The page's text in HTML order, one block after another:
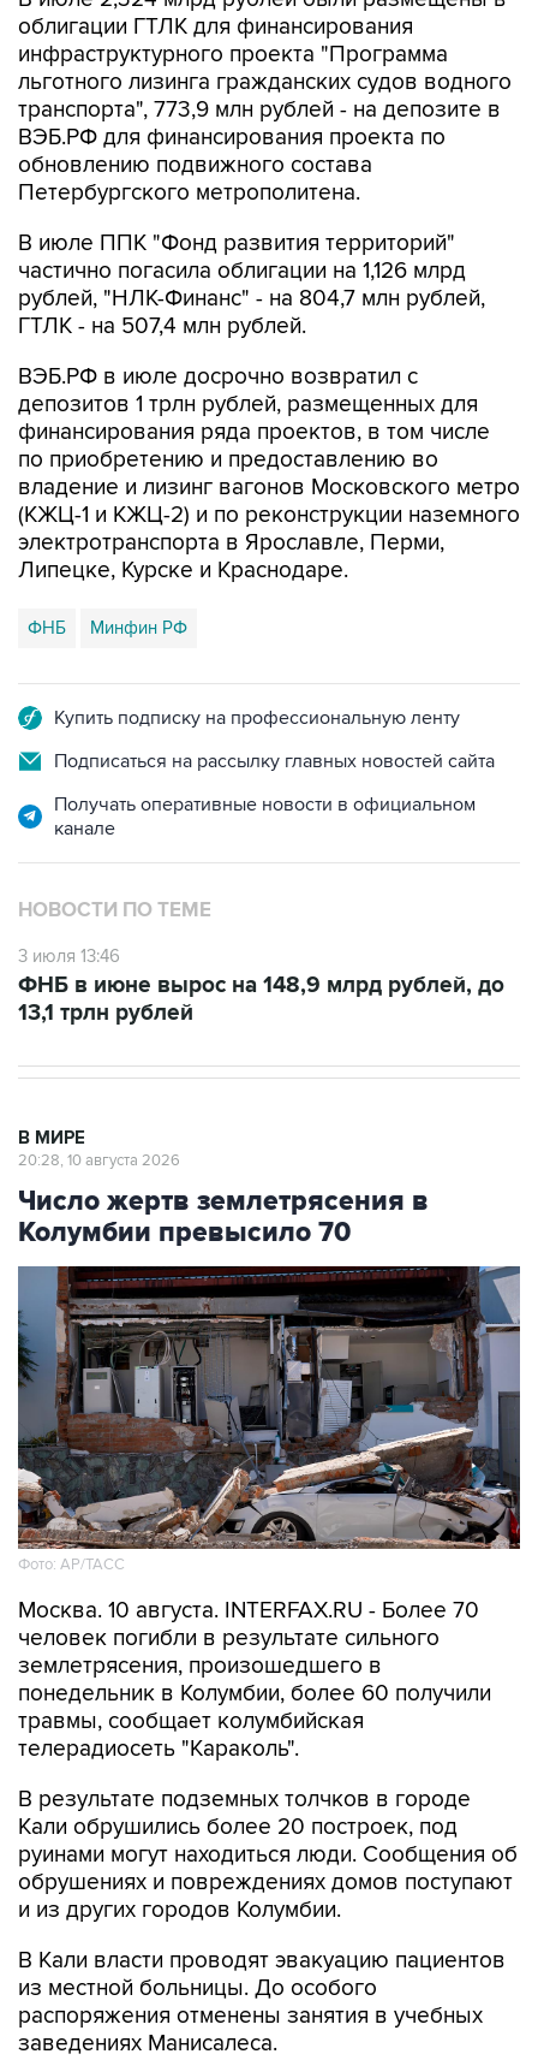
облигации ГТЛК для финансирования
инфраструктурного проекта "Программа
льготного лизинга гражданских судов водного
транспорта", 773,9 млн рублей - на депозите в
ВЭБ.РФ для финансирования проекта по
обновлению подвижного состава
Петербургского метрополитена.
В июле ППК "Фонд развития территорий"
частично погасила облигации на 1,126 млрд
рублей, "НЛК-Финанс" - на 804,7 млн рублей,
ГТЛК - на 507,4 млн рублей.
ВЭБ.РФ в июле досрочно возвратил с
депозитов 1 трлн рублей, размещенных для
финансирования ряда проектов, в том числе
по приобретению и предоставлению во
владение и лизинг вагонов Московского метро
(КЖЦ-1 и КЖЦ-2) и по реконструкции наземного
электротранспорта в Ярославле, Перми,
Липецке, Курске и Краснодаре.
ФНБ Минфин РФ
Купить подписку на профессиональную ленту
Подписаться на рассылку главных новостей сайта
Получать оперативные новости в официальном
канале
НОВОСТИ ПО ТЕМЕ
3 июля 13:46
ФНБ в июне вырос на 148,9 млрд рублей, до
13,1 трлн рублей
В МИРЕ
20:28, 10 августа 2026
Число жертв землетрясения в
Колумбии превысило 70
Фото: АР/ТАСС
Москва. 10 августа. INTERFAX.RU - Более 70
человек погибли в результате сильного
землетрясения, произошедшего в
понедельник в Колумбии, более 60 получили
травмы, сообщает колумбийская
телерадиосеть "Караколь".
В результате подземных толчков в городе
Кали обрушились более 20 построек, под
руинами могут находиться люди. Сообщения об
обрушениях и повреждениях домов поступают
и из других городов Колумбии.
В Кали власти проводят эвакуацию пациентов
из местной больницы. До особого
распоряжения отменены занятия в учебных
заведениях Манисалеса.